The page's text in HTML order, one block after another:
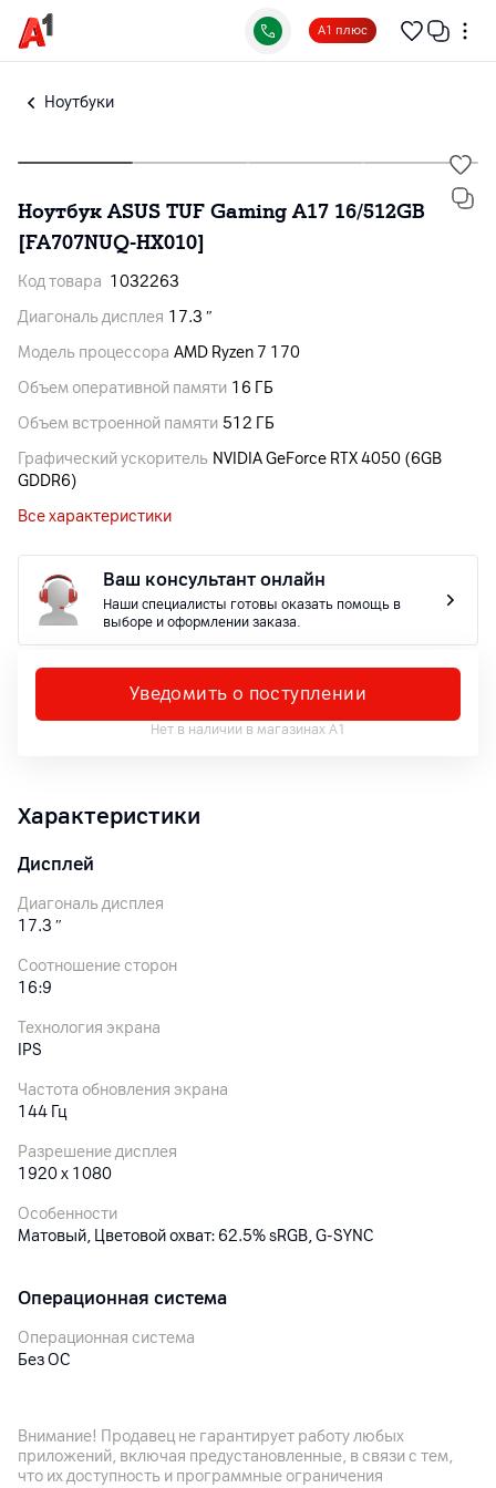
А1 плюс
Ноутбуки
Ноутбук ASUS TUF Gaming A17 16/512GB
[FA707NUQ-HX010]
Код товара 1032263
Диагональ дисплея 17.3 ″
Модель процессора AMD Ryzen 7 170
Объем оперативной памяти 16 ГБ
Объем встроенной памяти 512 ГБ
Графический ускоритель NVIDIA GeForce RTX 4050 (6GB
GDDR6)
Все характеристики
Ваш консультант онлайн
Наши специалисты готовы оказать помощь в
выборе и оформлении заказа.
Уведомить о поступлении
Нет в наличии в магазинах А1
Характеристики
Дисплей
Диагональ дисплея
17.3 ″
Соотношение сторон
16:9
Технология экрана
IPS
Частота обновления экрана
144 Гц
Разрешение дисплея
1920 x 1080
Особенности
Матовый, Цветовой охват: 62.5% sRGB, G-SYNC
Операционная система
Операционная система
Без ОС
Процессор
AMD Ryzen 7
Внимание! Продавец не гарантирует работу любых
приложений, включая предустановленные, в связи с тем,
что их доступность и программные ограничения